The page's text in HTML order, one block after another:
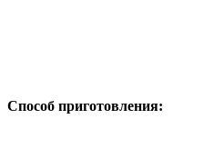
Способ приготовления: